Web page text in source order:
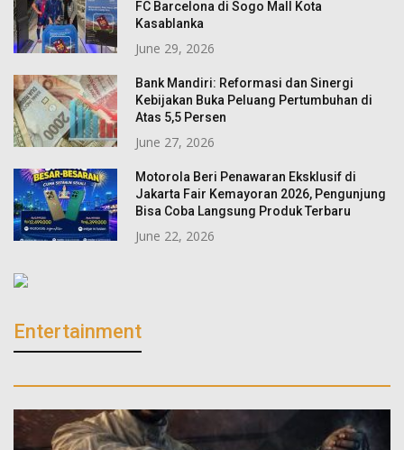
FC Barcelona di Sogo Mall Kota
Kasablanka
June 29, 2026
Bank Mandiri: Reformasi dan Sinergi
Kebijakan Buka Peluang Pertumbuhan di
Atas 5,5 Persen
June 27, 2026
Motorola Beri Penawaran Eksklusif di
Jakarta Fair Kemayoran 2026, Pengunjung
Bisa Coba Langsung Produk Terbaru
June 22, 2026
Entertainment